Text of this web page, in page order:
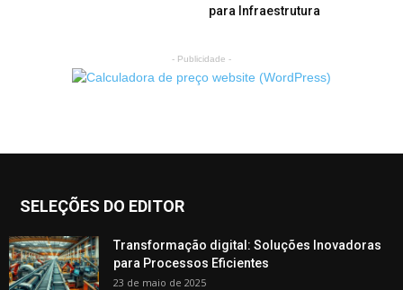
para Infraestrutura
- Publicidade -
SELEÇÕES DO EDITOR
Transformação digital: Soluções Inovadoras
para Processos Eficientes
23 de maio de 2025